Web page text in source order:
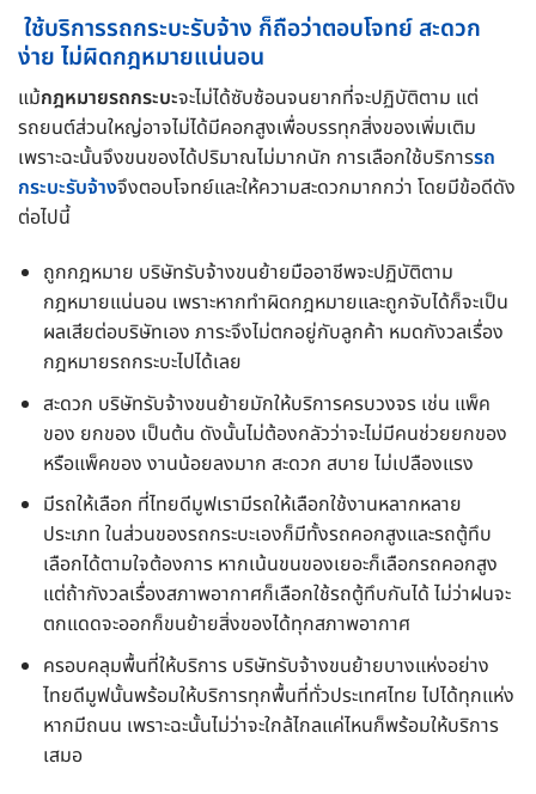
ใช้บริการรถกระบะรับจ้าง ก็ถือว่าตอบโจทย์ สะดวก
ง่าย ไม่ผิดกฎหมายแน่นอน
แม้กฎหมายรถกระบะจะไม่ได้ซับซ้อนจนยากที่จะปฏิบัติตาม แต่
รถยนต์ส่วนใหญ่อาจไม่ได้มีคอกสูงเพื่อบรรทุกสิ่งของเพิ่มเติม
เพราะฉะนั้นจึงขนของได้ปริมาณไม่มากนัก การเลือกใช้บริการรถ
กระบะรับจ้างจึงตอบโจทย์และให้ความสะดวกมากกว่า โดยมีข้อดีดัง
ต่อไปนี้
ถูกกฎหมาย บริษัทรับจ้างขนย้ายมืออาชีพจะปฏิบัติตาม
กฎหมายแน่นอน เพราะหากทำผิดกฎหมายและถูกจับได้ก็จะเป็น
ผลเสียต่อบริษัทเอง ภาระจึงไม่ตกอยู่กับลูกค้า หมดกังวลเรื่อง
กฎหมายรถกระบะไปได้เลย
สะดวก บริษัทรับจ้างขนย้ายมักให้บริการครบวงจร เช่น แพ็ค
ของ ยกของ เป็นต้น ดังนั้นไม่ต้องกลัวว่าจะไม่มีคนช่วยยกของ
หรือแพ็คของ งานน้อยลงมาก สะดวก สบาย ไม่เปลืองแรง
มีรถให้เลือก ที่ไทยดีมูฟเรามีรถให้เลือกใช้งานหลากหลาย
ประเภท ในส่วนของรถกระบะเองก็มีทั้งรถคอกสูงและรถตู้ทึบ
เลือกได้ตามใจต้องการ หากเน้นขนของเยอะก็เลือกรถคอกสูง
แต่ถ้ากังวลเรื่องสภาพอากาศก็เลือกใช้รถตู้ทึบกันได้ ไม่ว่าฝนจะ
ตกแดดจะออกก็ขนย้ายสิ่งของได้ทุกสภาพอากาศ
ครอบคลุมพื้นที่ให้บริการ บริษัทรับจ้างขนย้ายบางแห่งอย่าง
ไทยดีมูฟนั้นพร้อมให้บริการทุกพื้นที่ทั่วประเทศไทย ไปได้ทุกแห่ง
หากมีถนน เพราะฉะนั้นไม่ว่าจะใกล้ไกลแค่ไหนก็พร้อมให้บริการ
เสมอ